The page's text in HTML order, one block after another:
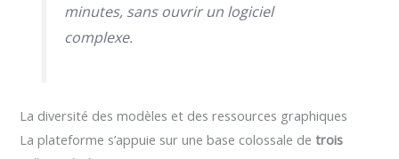
minutes, sans ouvrir un logiciel
complexe.
La diversité des modèles et des ressources graphiques
La plateforme s’appuie sur une base colossale detrois